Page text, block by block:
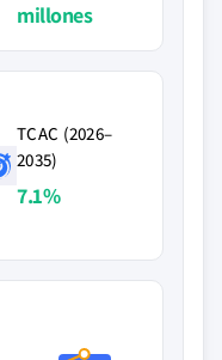
millones
TCAC (2026–
2035)
7.1%